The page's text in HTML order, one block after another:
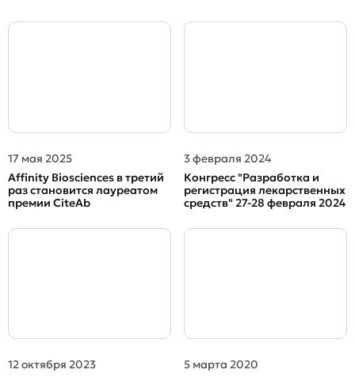
17 мая 2025
Affinity Biosciences в третий
раз становится лауреатом
премии CiteAb
3 февраля 2024
Конгресс "Разработка и
регистрация лекарственных
средств" 27-28 февраля 2024
12 октября 2023
5 марта 2020